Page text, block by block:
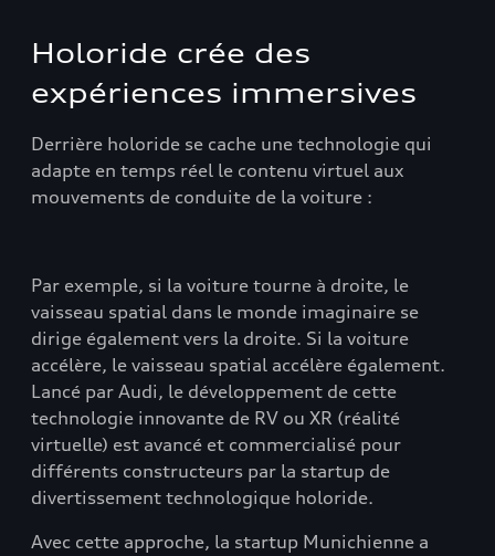
Holoride crée des
expériences immersives
Derrière holoride se cache une technologie qui
adapte en temps réel le contenu virtuel aux
mouvements de conduite de la voiture :
Par exemple, si la voiture tourne à droite, le
vaisseau spatial dans le monde imaginaire se
dirige également vers la droite. Si la voiture
accélère, le vaisseau spatial accélère également.
Lancé par Audi, le développement de cette
technologie innovante de RV ou XR (réalité
virtuelle) est avancé et commercialisé pour
différents constructeurs par la startup de
divertissement technologique holoride.
Avec cette approche, la startup Munichienne a